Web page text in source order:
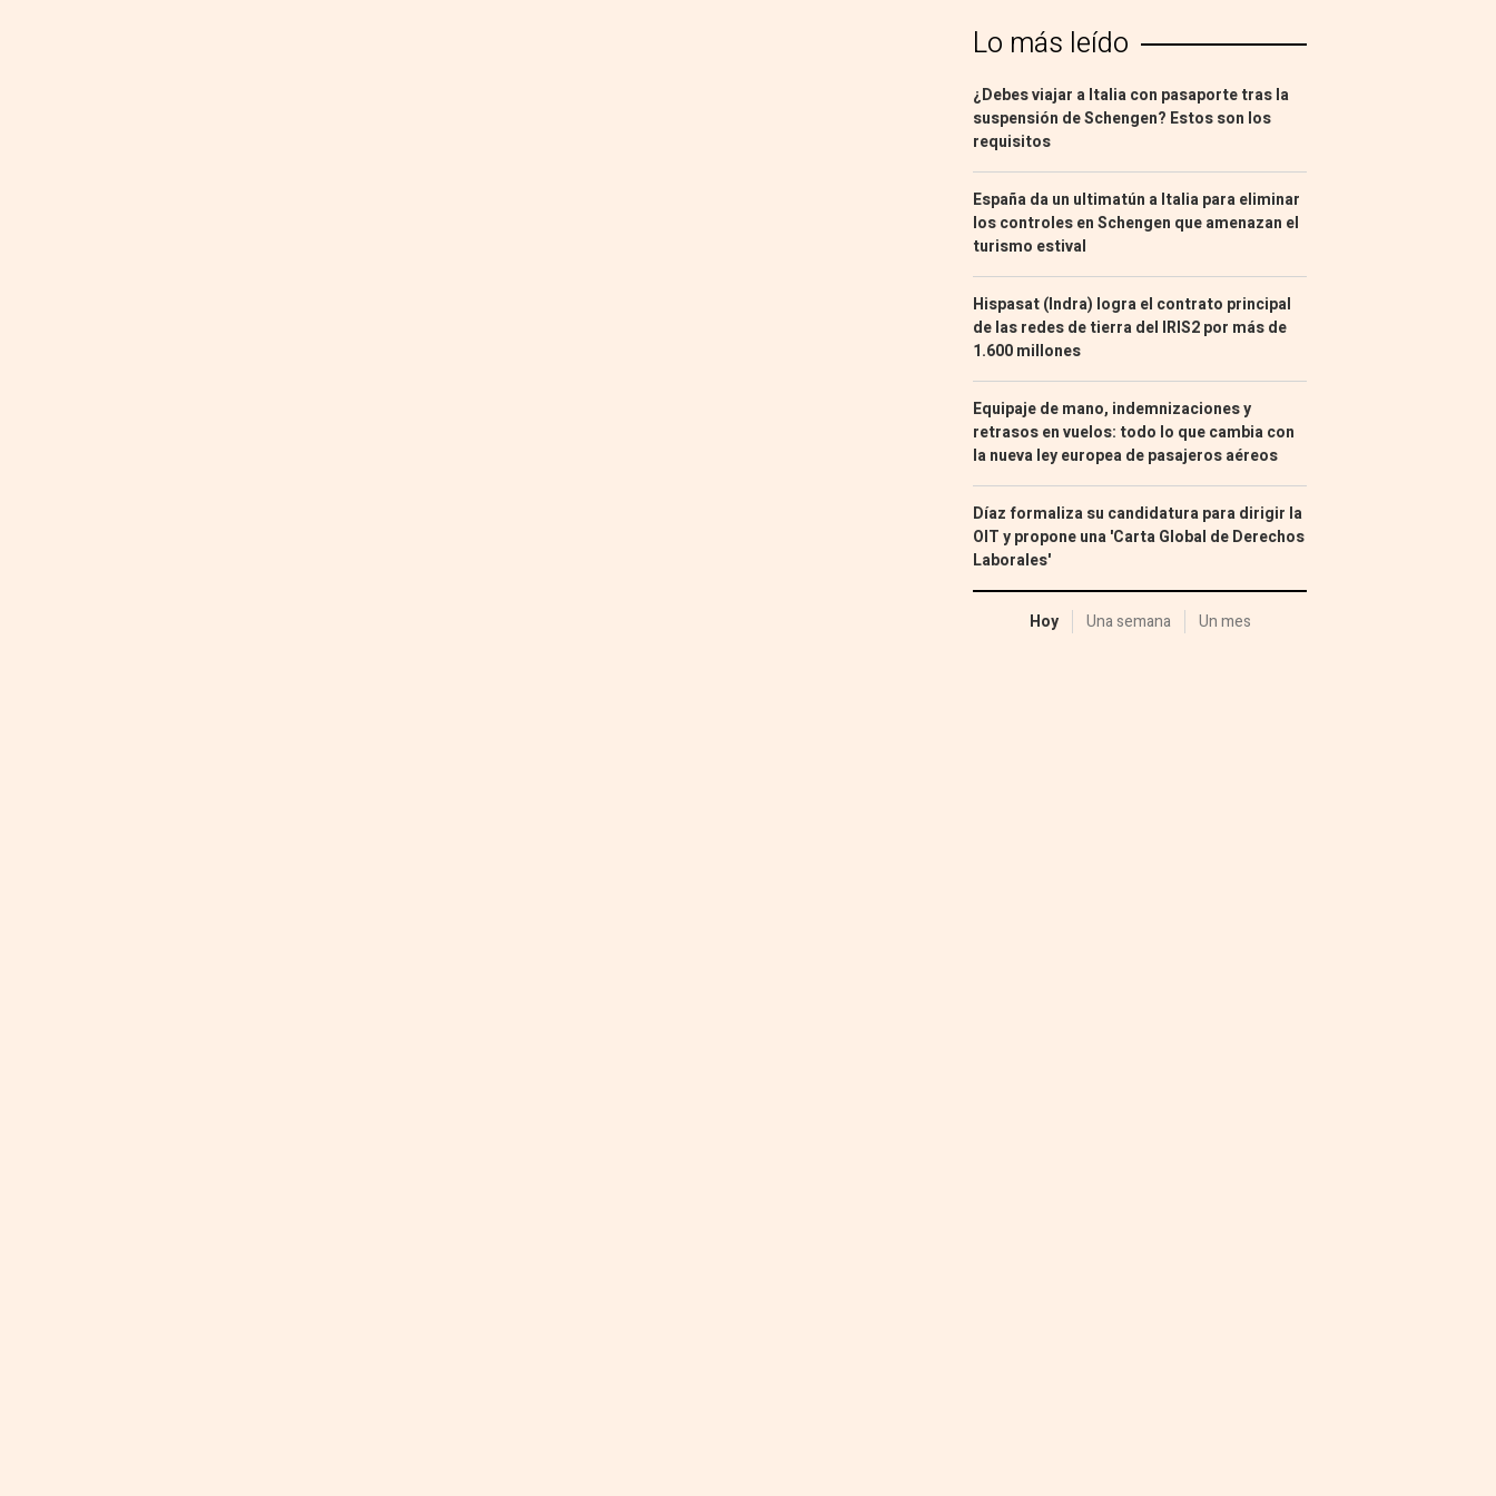
Lo más leído
¿Debes viajar a Italia con pasaporte tras la
suspensión de Schengen? Estos son los
requisitos
España da un ultimatún a Italia para eliminar
los controles en Schengen que amenazan el
turismo estival
Hispasat (Indra) logra el contrato principal
de las redes de tierra del IRIS2 por más de
1.600 millones
Equipaje de mano, indemnizaciones y
retrasos en vuelos: todo lo que cambia con
la nueva ley europea de pasajeros aéreos
Díaz formaliza su candidatura para dirigir la
OIT y propone una 'Carta Global de Derechos
Laborales'
Hoy Una semana Un mes